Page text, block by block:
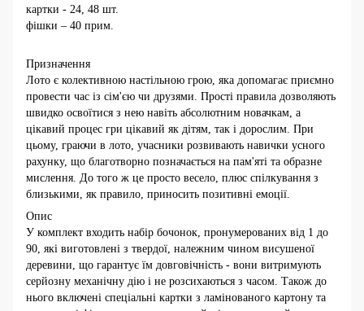
картки - 24, 48 шт.
фішки – 40 прим.
Призначення
Лото є колективною настільною грою, яка допомагає приємно
провести час із сім'єю чи друзями. Прості правила дозволяють
швидко освоїтися з нею навіть абсолютним новачкам, а
цікавий процес гри цікавий як дітям, так і дорослим. При
цьому, граючи в лото, учасники розвивають навички усного
рахунку, що благотворно позначається на пам'яті та образне
мислення. До того ж це просто весело, плюс спілкування з
близькими, як правило, приносить позитивні емоції.
Опис
У комплект входить набір бочонок, пронумерованих від 1 до
90, які виготовлені з твердої, належним чином висушеної
деревини, що гарантує їм довговічність - вони витримують
серйозну механічну дію і не розсихаються з часом. Також до
нього включені спеціальні картки з ламінованого картону та